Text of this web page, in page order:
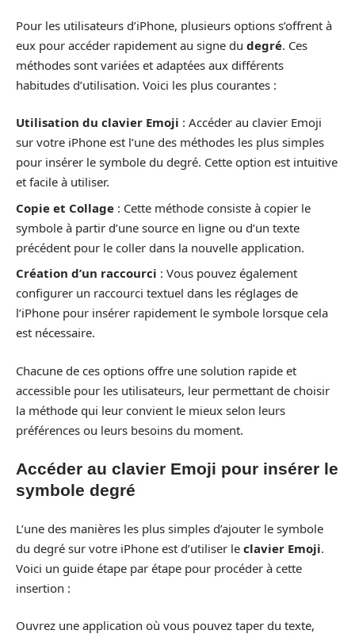
Pour les utilisateurs d’iPhone, plusieurs options s’offrent à
eux pour accéder rapidement au signe du degré. Ces
méthodes sont variées et adaptées aux différents
habitudes d’utilisation. Voici les plus courantes :
Utilisation du clavier Emoji : Accéder au clavier Emoji
sur votre iPhone est l’une des méthodes les plus simples
pour insérer le symbole du degré. Cette option est intuitive
et facile à utiliser.
Copie et Collage : Cette méthode consiste à copier le
symbole à partir d’une source en ligne ou d’un texte
précédent pour le coller dans la nouvelle application.
Création d’un raccourci : Vous pouvez également
configurer un raccourci textuel dans les réglages de
l’iPhone pour insérer rapidement le symbole lorsque cela
est nécessaire.
Chacune de ces options offre une solution rapide et
accessible pour les utilisateurs, leur permettant de choisir
la méthode qui leur convient le mieux selon leurs
préférences ou leurs besoins du moment.
Accéder au clavier Emoji pour insérer le
symbole degré
L’une des manières les plus simples d’ajouter le symbole
du degré sur votre iPhone est d’utiliser le clavier Emoji.
Voici un guide étape par étape pour procéder à cette
insertion :
Ouvrez une application où vous pouvez taper du texte,